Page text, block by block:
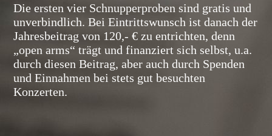
Die ersten vier Schnupperproben sind gratis und
unverbindlich. Bei Eintrittswunsch ist danach der
Jahresbeitrag von 120,- € zu entrichten, denn
„open arms“ trägt und finanziert sich selbst, u.a.
durch diesen Beitrag, aber auch durch Spenden
und Einnahmen bei stets gut besuchten
Konzerten.